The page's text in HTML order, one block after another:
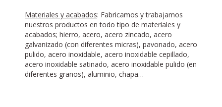
Materiales y acabados: Fabricamos y trabajamos
nuestros productos en todo tipo de materiales y
acabados; hierro, acero, acero zincado, acero
galvanizado (con diferentes micras), pavonado, acero
pulido, acero inoxidable, acero inoxidable cepillado,
acero inoxidable satinado, acero inoxidable pulido (en
diferentes granos), aluminio, chapa…